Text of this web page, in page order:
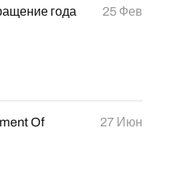
года 25 Фев
Of
27 Июн